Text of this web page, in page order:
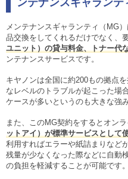
メンテナンスギャランティ（MG
品交換をしてくれるだけでなく、
ユニット）の貸与料金、トナー代
ンテナンスサービスです。
キヤノンは全国に約200もの拠点
なレベルのトラブルが起こった場
ケースが多いというのも大きな強み
また、このMG契約をするとオン
ットアイ）が標準サービスとして
利用すればエラーや紙詰まりなど
残量が少なくなった際などに自動
の負担を軽減することが可能です。